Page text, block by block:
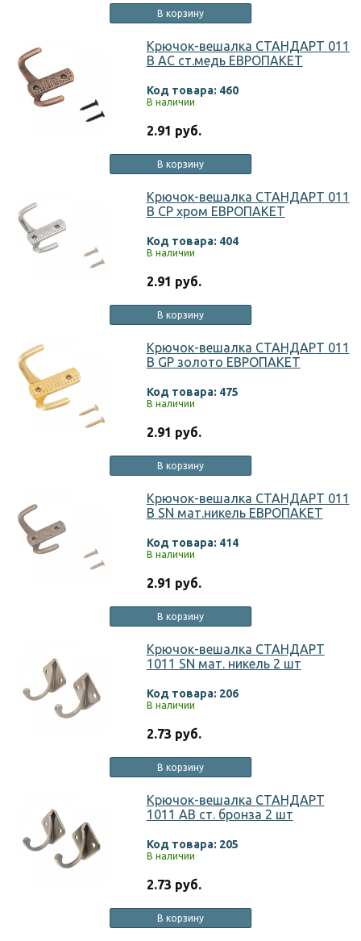
В корзину
Крючок-вешалка СТАНДАРТ 011
B AC ст.медь ЕВРОПАКЕТ
Код товара: 460
В наличии
2.91 руб.
В корзину
Крючок-вешалка СТАНДАРТ 011
B CP хром ЕВРОПАКЕТ
Код товара: 404
В наличии
2.91 руб.
В корзину
Крючок-вешалка СТАНДАРТ 011
B GP золото ЕВРОПАКЕТ
Код товара: 475
В наличии
2.91 руб.
В корзину
Крючок-вешалка СТАНДАРТ 011
B SN мат.никель ЕВРОПАКЕТ
Код товара: 414
В наличии
2.91 руб.
В корзину
Крючок-вешалка СТАНДАРТ
1011 SN мат. никель 2 шт
Код товара: 206
В наличии
2.73 руб.
В корзину
Крючок-вешалка СТАНДАРТ
1011 АВ ст. бронза 2 шт
Код товара: 205
В наличии
2.73 руб.
В корзину